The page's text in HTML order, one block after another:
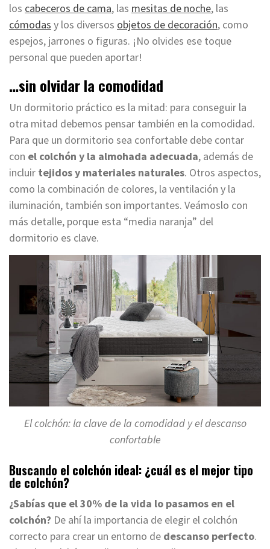
los cabeceros de cama, las mesitas de noche, las
cómodas y los diversos objetos de decoración, como
espejos, jarrones o figuras. ¡No olvides ese toque
personal que pueden aportar!
…sin olvidar la comodidad
Un dormitorio práctico es la mitad: para conseguir la
otra mitad debemos pensar también en la comodidad.
Para que un dormitorio sea confortable debe contar
con el colchón y la almohada adecuada, además de
incluir tejidos y materiales naturales. Otros aspectos,
como la combinación de colores, la ventilación y la
iluminación, también son importantes. Veámoslo con
más detalle, porque esta “media naranja” del
dormitorio es clave.
El colchón: la clave de la comodidad y el descanso
confortable
Buscando el colchón ideal: ¿cuál es el mejor tipo
de colchón?
¿Sabías que el 30% de la vida lo pasamos en el
colchón? De ahí la importancia de elegir el colchón
correcto para crear un entorno de descanso perfecto.